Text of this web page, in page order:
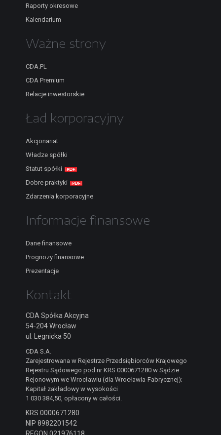
Raporty okresowe
Kalendarium
Ważne strony
CDA.PL
CDA Premium
Relacje inwestorskie
Ład korporacyjny
Akcjonariat
Władze spółki
Statut spółki
Dobre praktyki
Zdarzenia korporacyjne
Informacje finansowe
Dane finansowe
Prognozy finansowe
Prezentacje
Kontakt
CDA Spółka Akcyjna
54-204 Wrocław
ul. Legnicka 50
CDA S.A.
Zarejestrowana w Rejestrze Przedsiębiorców Krajowego
Rejestru Sądowego pod nr KRS 0000671280 w Sądzie
Rejonowym we Wrocławiu (dla Wrocławia-Fabrycznej);
Kapitał zakładowy w wysokości
1 030 384,50, opłacony w całości.
KRS 0000671280
NIP 8982201542